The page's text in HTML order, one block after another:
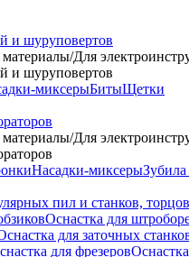
и шуруповертов
/Для
и шуруповертов
миксерыБитыЩетки
/Для
Насадки-миксеры
пил и станков,
Оснастка для
для заточных
для фрезеров